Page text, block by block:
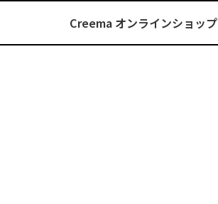
Creema オンラインショップ